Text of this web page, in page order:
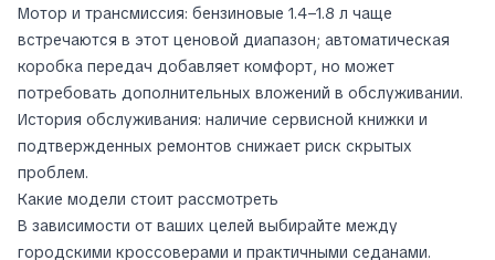
Мотор и трансмиссия: бензиновые 1.4–1.8 л чаще
встречаются в этот ценовой диапазон; автоматическая
коробка передач добавляет комфорт, но может
потребовать дополнительных вложений в обслуживании.
История обслуживания: наличие сервисной книжки и
подтвержденных ремонтов снижает риск скрытых
проблем.
Какие модели стоит рассмотреть
В зависимости от ваших целей выбирайте между
городскими кроссоверами и практичными седанами.